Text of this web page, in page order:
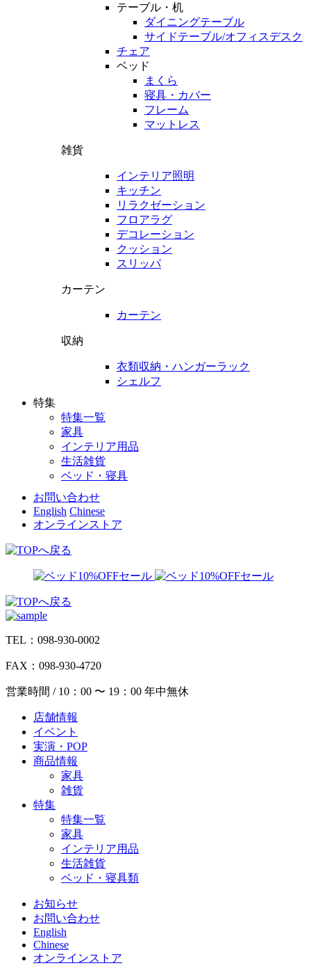
テーブル・机
ダイニングテーブル
サイドテーブル/オフィスデスク
チェア
ベッド
まくら
寝具・カバー
フレーム
マットレス
雑貨
インテリア照明
キッチン
リラクゼーション
フロアラグ
デコレーション
クッション
スリッパ
カーテン
カーテン
収納
衣類収納・ハンガーラック
シェルフ
特集
特集一覧
家具
インテリア用品
生活雑貨
ベッド・寝具
お問い合わせ
English Chinese
オンラインストア
TEL：098-930-0002
FAX：098-930-4720
営業時間 / 10：00 〜 19：00 年中無休
店舗情報
イベント
実演・POP
商品情報
家具
雑貨
特集
特集一覧
家具
インテリア用品
生活雑貨
ベッド・寝具類
お知らせ
お問い合わせ
English
Chinese
オンラインストア